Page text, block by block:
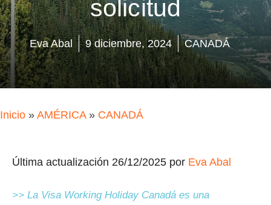
solicitud
Eva Abal 9 diciembre, 2024 CANADÁ
Inicio » AMÉRICA» CANADÁ
Última actualización 26/12/2025 por Eva Abal
>> La Visa Working Holiday Canadá es una